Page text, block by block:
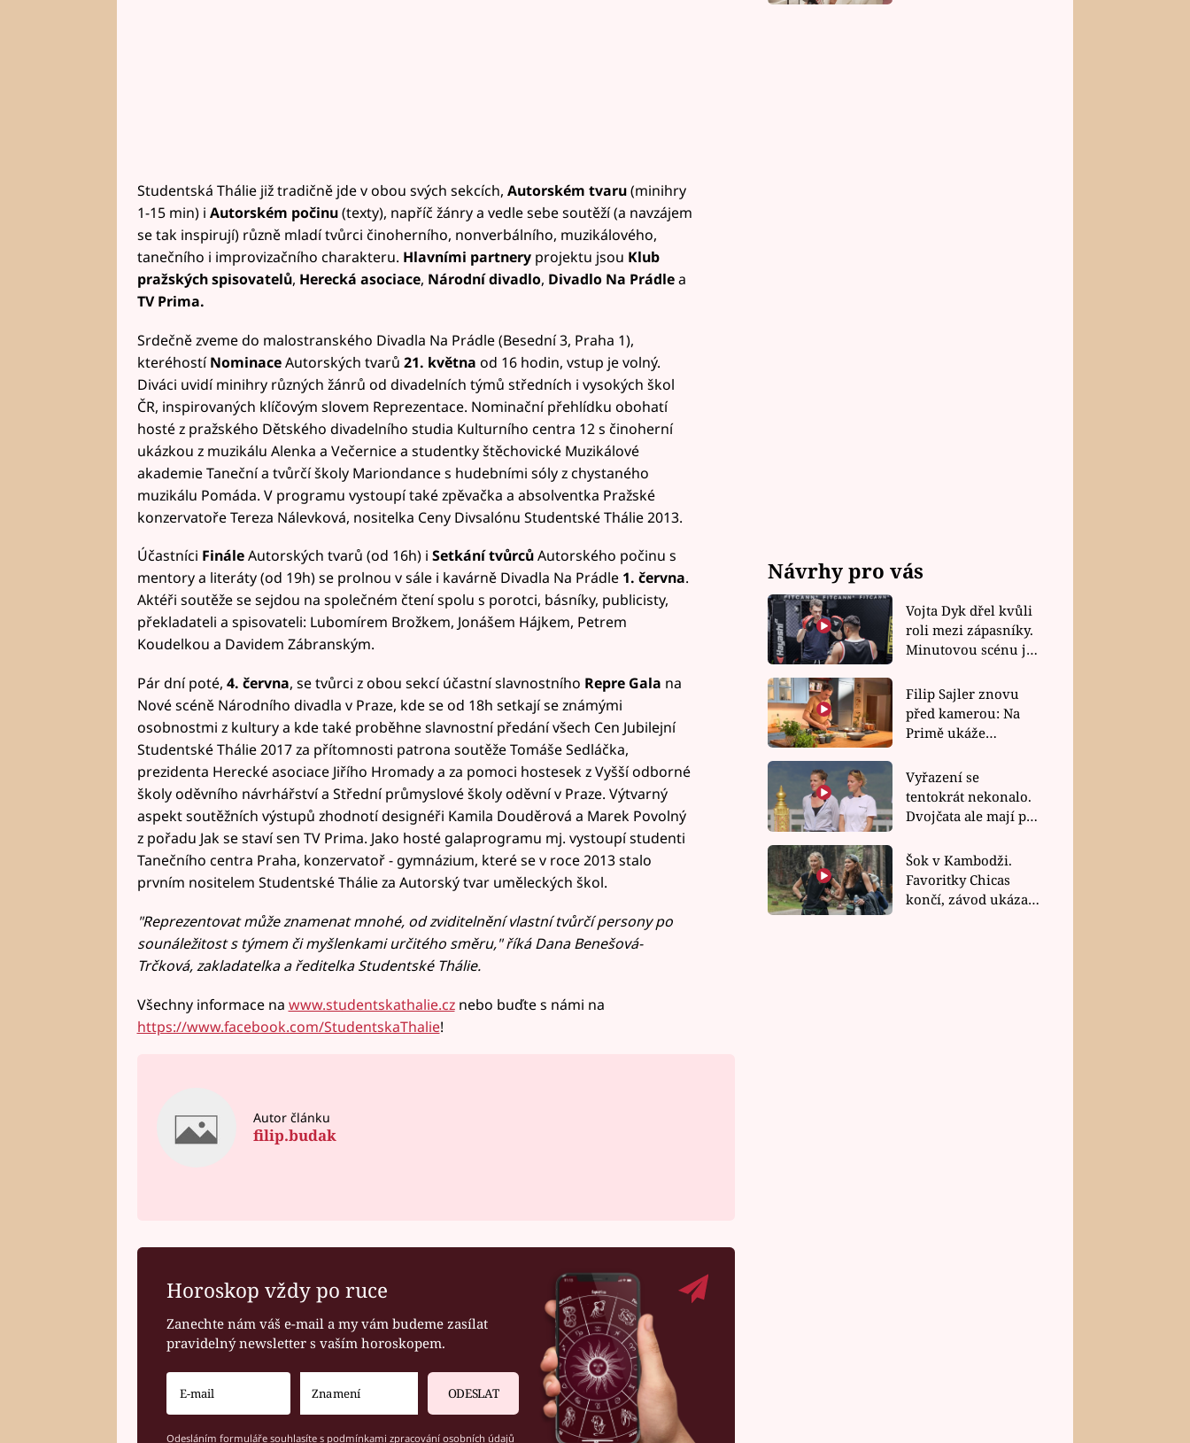
Studentská Thálie již tradičně jde v obou svých sekcích, Autorském tvaru(minihry
1-15 min) i Autorském počinu(texty), napříč žánry a vedle sebe soutěží (a navzájem
se tak inspirují) různě mladí tvůrci činoherního, nonverbálního, muzikálového,
tanečního i improvizačního charakteru. Hlavními partneryprojektu jsou Klub
pražských spisovatelů, Herecká asociace, Národní divadlo, Divadlo Na Prádlea
TV Prima.
Srdečně zveme do malostranského Divadla Na Prádle (Besední 3, Praha 1),
kteréhostíNominaceAutorských tvarů 21. května od 16 hodin, vstup je volný.
Diváci uvidí minihry různých žánrů od divadelních týmů středních i vysokých škol
ČR, inspirovaných klíčovým slovem Reprezentace. Nominační přehlídku obohatí
hosté z pražského Dětského divadelního studia Kulturního centra 12 s činoherní
ukázkou z muzikálu Alenka a Večernice a studentky štěchovické Muzikálové
akademie Taneční a tvůrčí školy Mariondance s hudebními sóly z chystaného
muzikálu Pomáda. V programu vystoupí také zpěvačka a absolventka Pražské
konzervatoře Tereza Nálevková, nositelka Ceny Divsalónu Studentské Thálie 2013.
Účastníci FináleAutorských tvarů (od 16h) i Setkání tvůrcůAutorského počinu s
mentory a literáty (od 19h) se prolnou v sále i kavárně Divadla Na Prádle 1. června.
Aktéři soutěže se sejdou na společném čtení spolu s porotci, básníky, publicisty,
překladateli a spisovateli: Lubomírem Brožkem, Jonášem Hájkem, Petrem
Koudelkou a Davidem Zábranským.
Pár dní poté, 4. června, se tvůrci z obou sekcí účastní slavnostního Repre Gala na
Nové scéně Národního divadla v Praze, kde se od 18h setkají se známými
osobnostmi z kultury a kde také proběhne slavnostní předání všech Cen Jubilejní
Studentské Thálie 2017 za přítomnosti patrona soutěže Tomáše Sedláčka,
prezidenta Herecké asociace Jiřího Hromady a za pomoci hostesek z Vyšší odborné
školy oděvního návrhářství a Střední průmyslové školy oděvní v Praze. Výtvarný
aspekt soutěžních výstupů zhodnotí designéři Kamila Douděrová a Marek Povolný
z pořadu Jak se staví sen TV Prima. Jako hosté galaprogramu mj. vystoupí studenti
Tanečního centra Praha, konzervatoř - gymnázium, které se v roce 2013 stalo
prvním nositelem Studentské Thálie za Autorský tvar uměleckých škol.
"Reprezentovat může znamenat mnohé, od zviditelnění vlastní tvůrčí persony po
sounáležitost s týmem či myšlenkami určitého směru," říká Dana Benešová-
Trčková, zakladatelka a ředitelka Studentské Thálie.
Všechny informace na www.studentskathalie.cznebo buďte s námi na
https://www.facebook.com/StudentskaThalie!
Autor článku
filip.budak
Horoskop vždy po ruce
Zanechte nám váš e-mail a my vám budeme zasílat
pravidelný newsletter s vaším horoskopem.
ODESLAT
Odesláním formuláře souhlasíte s podmínkami zpracování osobních údajů
Návrhy pro vás
Vojta Dyk dřel kvůli
roli mezi zápasníky.
Minutovou scénu jel
Filip Sajler znovu
před kamerou: Na
Primě ukáže
rychlé recepty
Vyřazení se
tentokrát nekonalo.
Dvojčata ale mají po
závodu nůž na krku
Šok v Kambodži.
Favoritky Chicas
končí, závod ukázal